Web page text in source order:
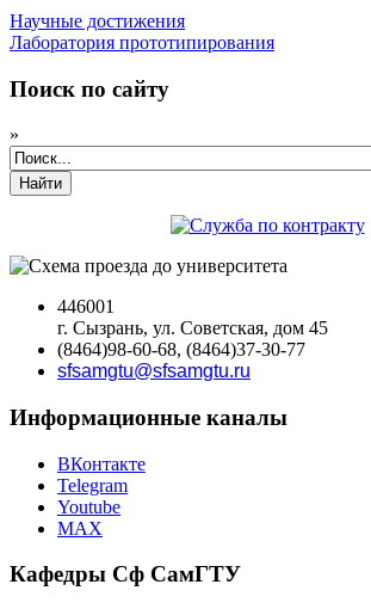
Научные достижения
Лаборатория прототипирования
Поиск по сайту
»
Найти
446001
г. Сызрань, ул. Советская, дом 45
(8464)98-60-68, (8464)37-30-77
sfsamgtu@sfsamgtu.ru
Информационные каналы
ВКонтакте
Telegram
Youtube
MAX
Кафедры Сф СамГТУ